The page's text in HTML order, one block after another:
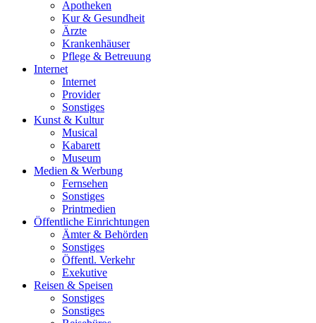
Apotheken
Kur & Gesundheit
Ärzte
Krankenhäuser
Pflege & Betreuung
Internet
Internet
Provider
Sonstiges
Kunst & Kultur
Musical
Kabarett
Museum
Medien & Werbung
Fernsehen
Sonstiges
Printmedien
Öffentliche Einrichtungen
Ämter & Behörden
Sonstiges
Öffentl. Verkehr
Exekutive
Reisen & Speisen
Sonstiges
Sonstiges